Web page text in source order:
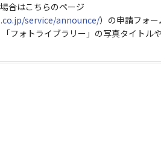
合はこちらのページ
service/announce/）の申請フォ
フォトライブラリー」の写真タイトル